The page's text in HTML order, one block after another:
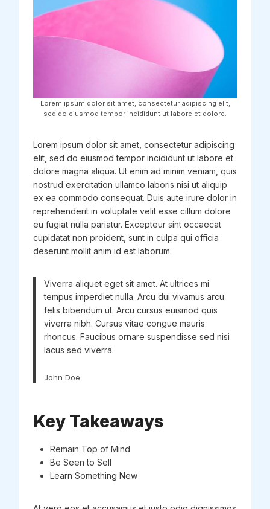
Lorem ipsum dolor sit amet, consectetur adipiscing elit,
sed do eiusmod tempor incididunt ut labore et dolore.
Lorem ipsum dolor sit amet, consectetur adipiscing
elit, sed do eiusmod tempor incididunt ut labore et
dolore magna aliqua. Ut enim ad minim veniam, quis
nostrud exercitation ullamco laboris nisi ut aliquip
ex ea commodo consequat. Duis aute irure dolor in
reprehenderit in voluptate velit esse cillum dolore
eu fugiat nulla pariatur. Excepteur sint occaecat
cupidatat non proident, sunt in culpa qui officia
deserunt mollit anim id est laborum.
Viverra aliquet eget sit amet. At ultrices mi
tempus imperdiet nulla. Arcu dui vivamus arcu
felis bibendum ut. Arcu cursus euismod quis
viverra nibh. Cursus vitae congue mauris
rhoncus. Faucibus ornare suspendisse sed nisi
lacus sed viverra.
John Doe
Key Takeaways
Remain Top of Mind
Be Seen to Sell
Learn Something New